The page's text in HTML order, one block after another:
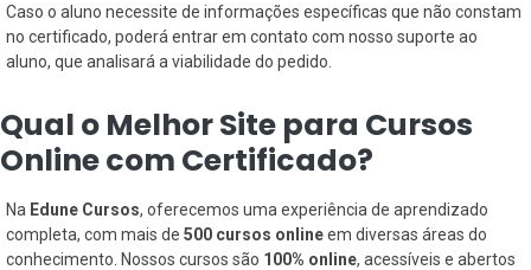
Caso o aluno necessite de informações específicas que não constam
no certificado, poderá entrar em contato com nosso suporte ao
aluno, que analisará a viabilidade do pedido.
Qual o Melhor Site para Cursos
Online com Certificado?
Na Edune Cursos, oferecemos uma experiência de aprendizado
completa, com mais de 500 cursos onlineem diversas áreas do
conhecimento. Nossos cursos são 100% online, acessíveis e abertos